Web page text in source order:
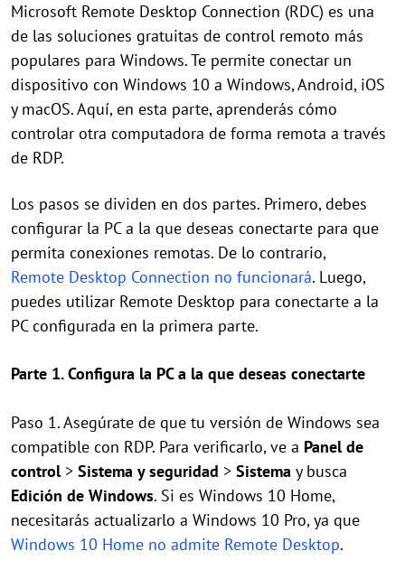
Microsoft Remote Desktop Connection (RDC) es una
de las soluciones gratuitas de control remoto más
populares para Windows. Te permite conectar un
dispositivo con Windows 10 a Windows, Android, iOS
y macOS. Aquí, en esta parte, aprenderás cómo
controlar otra computadora de forma remota a través
de RDP.
Los pasos se dividen en dos partes. Primero, debes
configurar la PC a la que deseas conectarte para que
permita conexiones remotas. De lo contrario,
Remote Desktop Connection no funcionará. Luego,
puedes utilizar Remote Desktop para conectarte a la
PC configurada en la primera parte.
Parte 1. Configura la PC a la que deseas conectarte
Paso 1. Asegúrate de que tu versión de Windows sea
compatible con RDP. Para verificarlo, ve a Panel de
control> Sistema y seguridad > Sistema y busca
Edición de Windows. Si es Windows 10 Home,
necesitarás actualizarlo a Windows 10 Pro, ya que
Windows 10 Home no admite Remote Desktop.